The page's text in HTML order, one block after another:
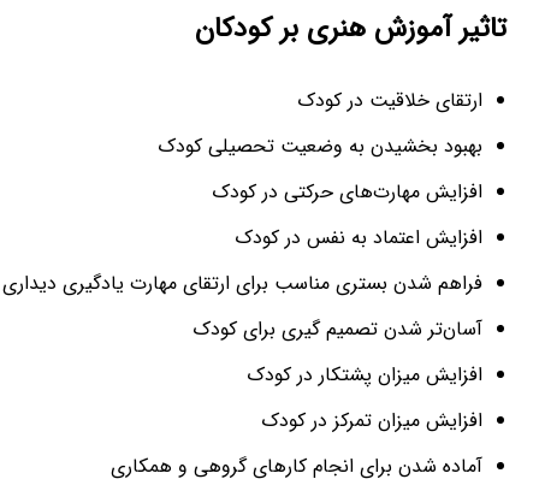
تاثیر آموزش هنری بر کودکان
ارتقای خلاقیت در کودک
بهبود بخشیدن به وضعیت تحصیلی کودک
افزایش مهارت‌های حرکتی در کودک
افزایش اعتماد به نفس در کودک
فراهم شدن بستری مناسب برای ارتقای مهارت یادگیری
آسان‌تر شدن تصمیم گیری برای کودک
افزایش میزان پشتکار در کودک
افزایش میزان تمرکز در کودک
آماده شدن برای انجام کارهای گروهی و همکاری